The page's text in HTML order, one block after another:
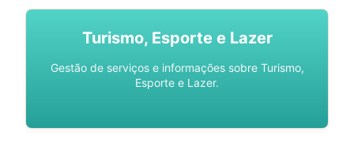
Turismo, Esporte e Lazer
Gestão de serviços e informações sobre Turismo,
Esporte e Lazer.